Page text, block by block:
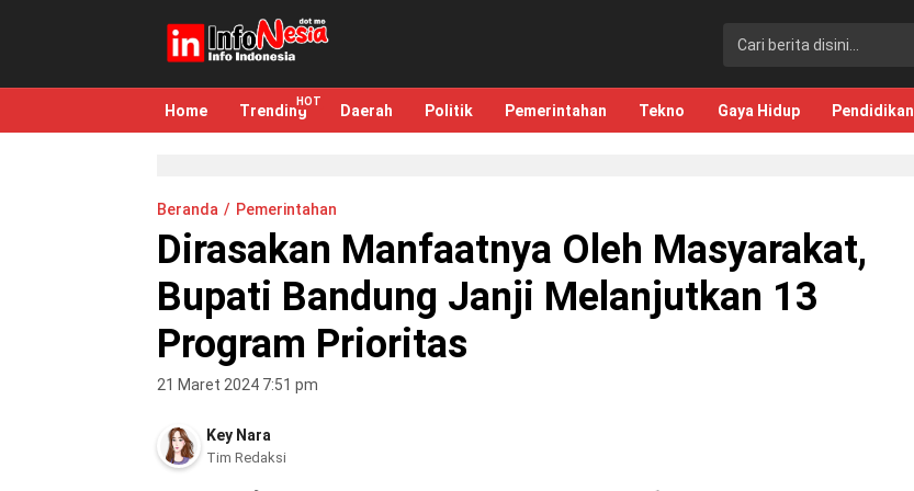
infonesia.me
Info Indonesia
Home Trending Daerah Politik Pemerintahan Tekno Gaya Hidup Pendidikan
Beranda Pemerintahan
Dirasakan Manfaatnya Oleh Masyarakat,
Bupati Bandung Janji Melanjutkan 13
Program Prioritas
21 Maret 2024 7:51 pm
Key Nara
Tim Redaksi